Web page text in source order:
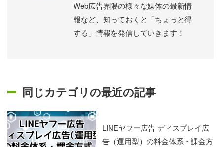
Web広告界隈の様々な媒体の最新情
報など、知っておくと「ちょっと得
する」情報を発信していきます！
同じカテゴリの最近の記事
LINEヤフー広告 ディスプレイ広
告（運用型）の料金体系・課金方